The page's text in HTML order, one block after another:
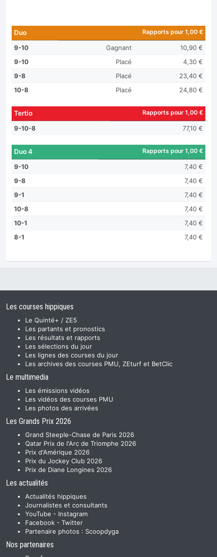
Duo Rapports pour 1,00 €
9-10 Gagnant
10,90 €
9-10
Placé
4,30 €
9-8
Placé
23,40 €
10-8
Placé 24,80 €
Tertio Rapports pour 1,00 €
9-10-8 77,10 €
Duo 4 Rapports pour 1,00 €
9-10
7,40 €
9-8
7,40 €
9-1
7,40 €
10-8
7,40 €
10-1
7,40 €
8-1
7,40 €
Les courses hippiques
Le Quinté+ / ZE5
Les partants et pronostics
Les résultats et rapports
Les sélections du jour
Les lignes des courses du jour
Les archives des courses PMU, ZEturf et BetClic
Le multimedia
Les émissions vidéos
Les vidéos des courses PMU
Les photos des arrivées
Les Grands Prix 2026
Grand Steeple-Chase de Paris 2026
Qatar Prix de l'Arc de Triomphe 2026
Prix d'Amérique 2026
Prix du Jockey Club 2026
Prix de Diane Longines 2026
Les actualités
Actualités hippiques
Journalistes et consultants
YouTube - Instagram
Facebook - Twitter
Partenaire photos : Scoopdyga
Nos partenaires